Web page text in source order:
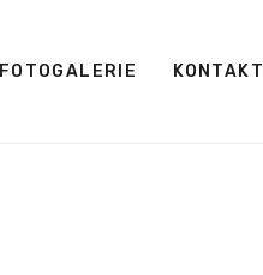
FOTOGALERIE KONTAKT